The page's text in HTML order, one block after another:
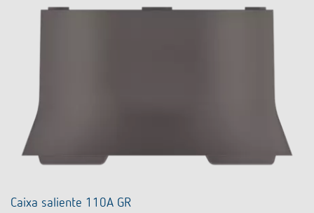
Caixa saliente 110A GR